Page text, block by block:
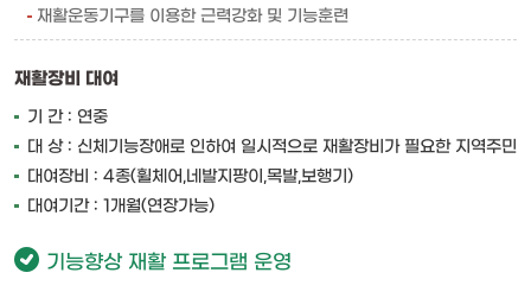
재활운동기구를 이용한 근력강화 및 기능훈련
재활장비 대여
기 간 : 연중
대 상 : 신체기능장애로 인하여 일시적으로 재활장비가 필요한 지역주민
대여장비 : 4종(휠체어,네발지팡이,목발,보행기)
대여기간 : 1개월(연장가능)
기능향상 재활 프로그램 운영